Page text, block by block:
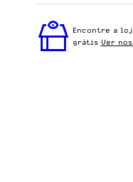
Classico é ideal
confortável para o
Encontre a
grátis Ver